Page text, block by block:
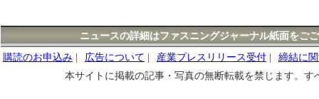
ニュースの詳細はファスニングジャーナル紙面をご
購読のお申込み
広告について 産業プレスリリース受付
締結に
本サイトに掲載の記事・写真の無断転載を禁じます。